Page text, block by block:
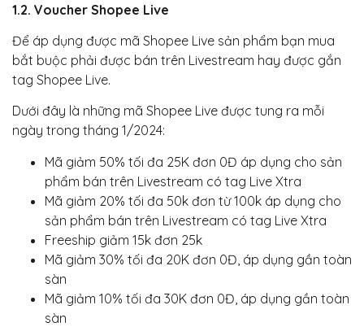
1.2. Voucher Shopee Live
Để áp dụng được mã Shopee Live sản phẩm bạn mua
bắt buộc phải được bán trên Livestream hay được gắn
tag Shopee Live.
Dưới đây là những mã Shopee Live được tung ra mỗi
ngày trong tháng 1/2024:
Mã giảm 50% tối đa 25K đơn 0Đ áp dụng cho sản
phẩm bán trên Livestream có tag Live Xtra
Mã giảm 20% tối đa 50k đơn từ 100k áp dụng cho
sản phẩm bán trên Livestream có tag Live Xtra
Freeship giảm 15k đơn 25k
Mã giảm 30% tối đa 20K đơn 0Đ, áp dụng gần toàn
sàn
Mã giảm 10% tối đa 30K đơn 0Đ, áp dụng gần toàn
sàn